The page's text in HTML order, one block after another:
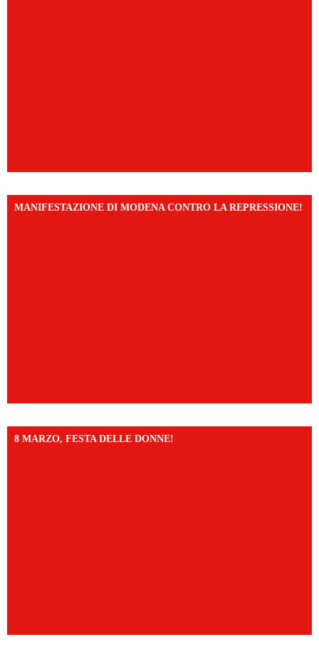
MANIFESTAZIONE DI MODENA CONTRO LA REPRESSIONE!
8 MARZO, FESTA DELLE DONNE!